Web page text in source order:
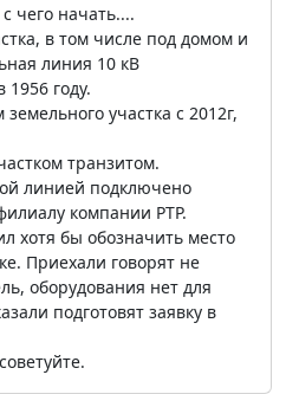
чего начать....
в том числе под домом и
линия 10 кВ
году.
участка с 2012г,
транзитом.
линией подключено
компании РТР.
хотя бы обозначить место
Приехали говорят не
оборудования нет для
подготовят заявку в